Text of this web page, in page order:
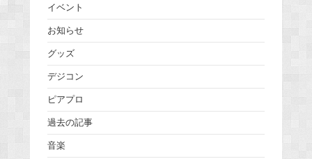
イベント
お知らせ
グッズ
デジコン
ピアプロ
過去の記事
音楽